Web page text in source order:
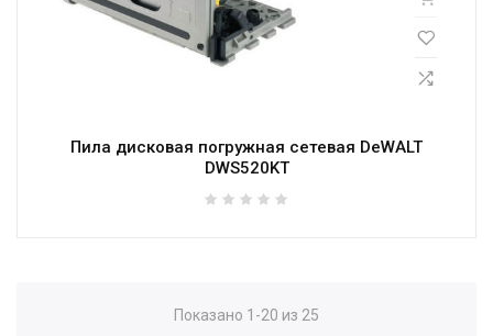
Пила дисковая погружная сетевая DeWALT
DWS520KT
Показано 1-20 из 25